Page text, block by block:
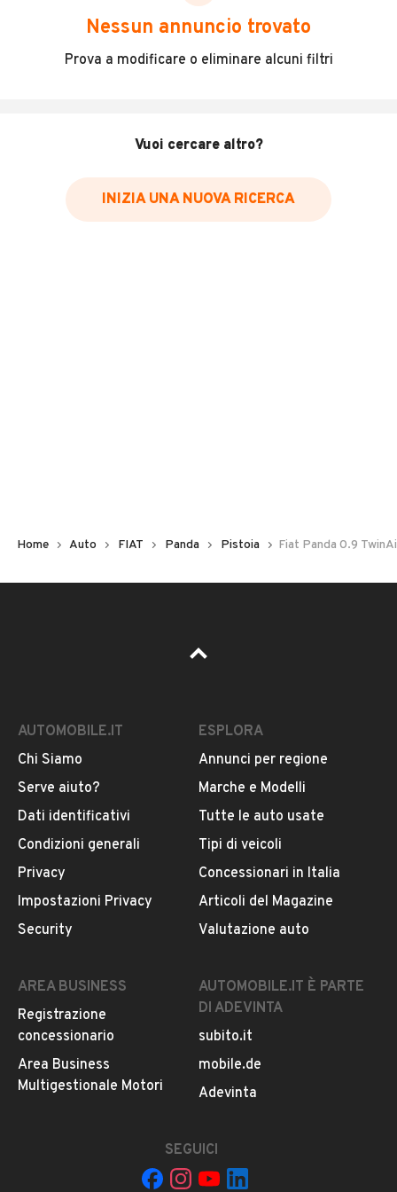
scegliere in modo trasparente e sicuro, come:
Incidenti in cui è stato coinvolto il veicolo
Data e luogo delle revisioni effettuate
Inserisci il numero di targa per verificare la disponibilità
Pubblicità
DESCRIZIONE
Fiat Panda 0.9 TwinAir Turbo Natural Power Pop tenuta
Adatto anche a neopatentati.
MichaelMOSTRA NUMERO
anche Whatsapp
MOSTRA NUMEROanche Whatsapp
Numero sedeMOSTRA NUMERO
INFORMAZIONI VEICOLO
Nessun annuncio trovato
Prova a modificare o eliminare alcuni filtri
Vuoi cercare altro?
INIZIA UNA NUOVA RICERCA
Home Auto FIAT Panda Pistoia Fiat Panda 0.9
AUTOMOBILE.IT
Chi Siamo
Serve aiuto?
Dati identificativi
Condizioni generali
Privacy
Impostazioni Privacy
Security
ESPLORA
Annunci per regione
Marche e Modelli
Tutte le auto usate
Tipi di veicoli
Concessionari in Italia
Articoli del Magazine
Valutazione auto
AREA BUSINESS
Registrazione
concessionario
Area Business
Multigestionale Motori
AUTOMOBILE.IT È PARTE
DI ADEVINTA
subito.it
mobile.de
Adevinta
SEGUICI